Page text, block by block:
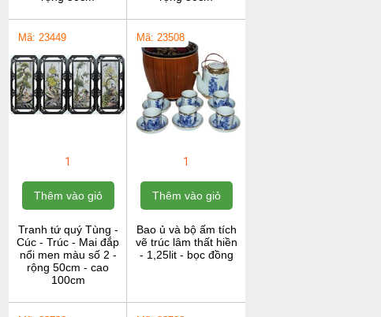
Mã: 23449
1
Thêm vào giỏ
Tranh tứ quý Tùng -
Cúc - Trúc - Mai đắp
nổi men màu số 2 -
rộng 50cm - cao
100cm
Mã: 23508
1
Thêm vào giỏ
Bao ủ và bộ ấm tích
vẽ trúc lâm thất hiền
- 1,25lit - bọc đồng